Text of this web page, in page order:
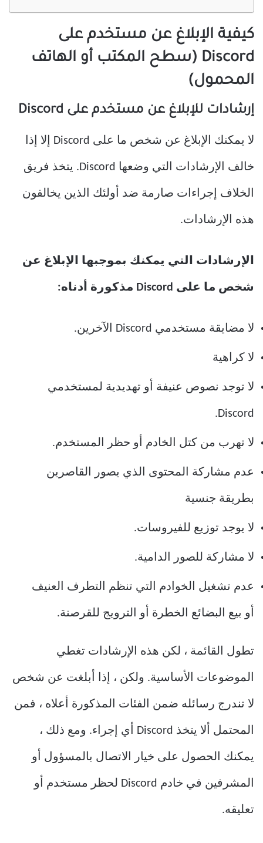
كيفية الإبلاغ عن مستخدم على
Discord (سطح المكتب أو الهاتف
المحمول)
إرشادات للإبلاغ عن مستخدم على Discord
لا يمكنك الإبلاغ عن شخص ما على Discord إلا إذا
خالف الإرشادات التي وضعها Discord. يتخذ فريق
الخلاف إجراءات صارمة ضد أولئك الذين يخالفون
هذه الإرشادات.
الإرشادات التي يمكنك بموجبها الإبلاغ عن
شخص ما على Discord مذكورة أدناه:
لا مضايقة مستخدمي Discord الآخرين.
لا كراهية
لا توجد نصوص عنيفة أو تهديدية لمستخدمي
Discord.
لا تهرب من كتل الخادم أو حظر المستخدم.
عدم مشاركة المحتوى الذي يصور القاصرين
بطريقة جنسية
لا يوجد توزيع للفيروسات.
لا مشاركة للصور الدامية.
عدم تشغيل الخوادم التي تنظم التطرف العنيف
أو بيع البضائع الخطرة أو الترويج للقرصنة.
تطول القائمة ، لكن هذه الإرشادات تغطي
الموضوعات الأساسية. ولكن ، إذا أبلغت عن شخص
لا تندرج رسائله ضمن الفئات المذكورة أعلاه ، فمن
المحتمل ألا يتخذ Discord أي إجراء. ومع ذلك ،
يمكنك الحصول على خيار الاتصال بالمسؤول أو
المشرفين في خادم Discord لحظر مستخدم أو
تعليقه.